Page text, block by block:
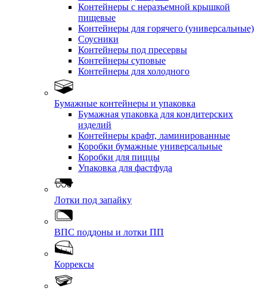
Контейнеры с неразъемной крышкой
пищевые
Контейнеры для горячего (универсальные)
Соусники
Контейнеры под пресервы
Контейнеры суповые
Контейнеры для холодного
Бумажные контейнеры и упаковка
Бумажная упаковка для кондитерских
изделий
Контейнеры крафт, ламинированные
Коробки бумажные универсальные
Коробки для пиццы
Упаковка для фастфуда
Лотки под запайку
ВПС поддоны и лотки ПП
Коррексы